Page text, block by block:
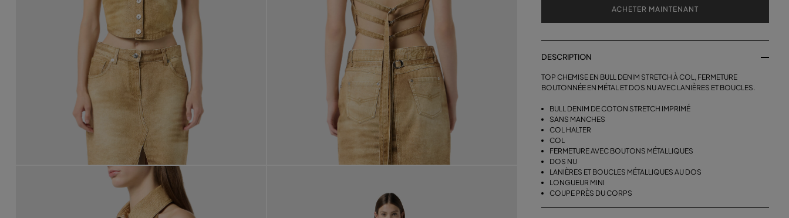
ACHETER MAINTENANT
DESCRIPTION
TOP CHEMISE EN BULL DENIM STRETCH À COL, FERMETURE
BOUTONNÉE EN MÉTAL ET DOS NU AVEC LANIÈRES ET BOUCLES.
BULL DENIM DE COTON STRETCH IMPRIMÉ
SANS MANCHES
COL HALTER
COL
FERMETURE AVEC BOUTONS MÉTALLIQUES
DOS NU
LANIÈRES ET BOUCLES MÉTALLIQUES AU DOS
LONGUEUR MINI
COUPE PRÈS DU CORPS